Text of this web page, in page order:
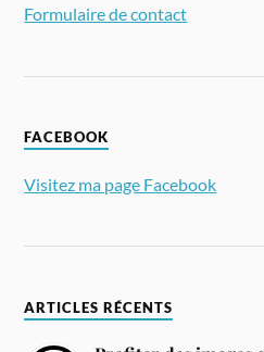
Formulaire de contact
FACEBOOK
Visitez ma page Facebook
ARTICLES RÉCENTS